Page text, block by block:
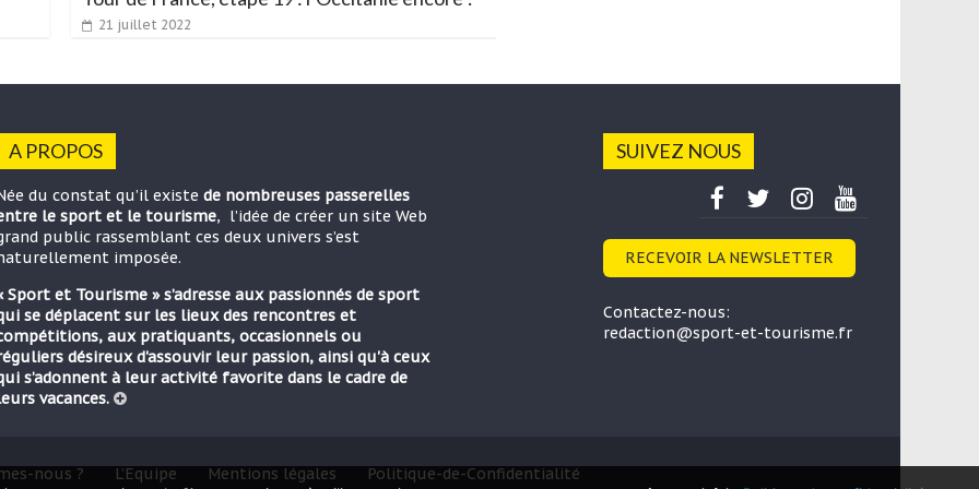
21 juillet 2022
A PROPOS
du constat qu’il existe de nombreuses passerelles
le sport et le tourisme, l’idée de créer un site Web
public rassemblant ces deux univers s’est
imposée.
Sport et Tourisme » s’adresse aux passionnés de sport
se déplacent sur les lieux des rencontres et
aux pratiquants, occasionnels ou
désireux d'assouvir leur passion, ainsi qu'à ceux
s’adonnent à leur activité favorite dans le cadre de
vacances.
SUIVEZ NOUS
RECEVOIR LA NEWSLETTER
Contactez-nous:
redaction@sport-et-tourisme.fr
nous ? L’Equipe Mentions légales Politique-de-Confidentialité